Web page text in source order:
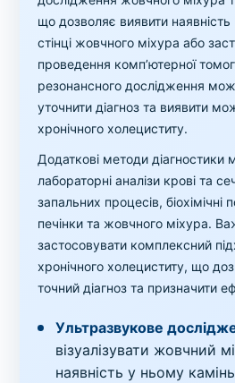
що дозволяє виявити наявність
стінці жовчного міхура або
проведення комп’ютерної
резонансного дослідження
уточнити діагноз та виявити
хронічного холециститу.
Додаткові методи
лабораторні аналізи крові та
запальних процесів, біохімічні
печінки та жовчного міхура.
застосовувати комплексний
хронічного холециститу, що
точний діагноз та призначити
Ультразвукове
візуалізувати жовчний
наявність у ньому